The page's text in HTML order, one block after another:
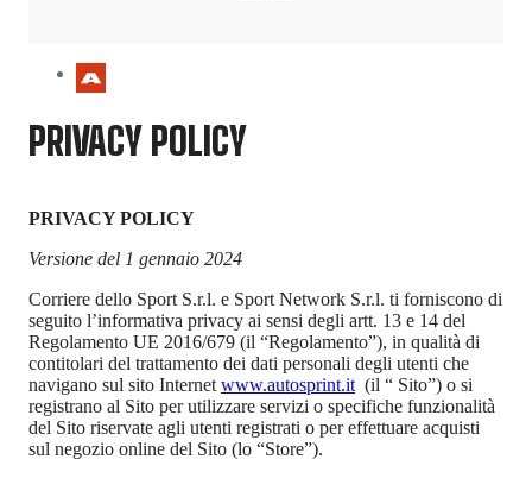
PRIVACY POLICY
PRIVACY POLICY
Versione del 1 gennaio 2024
Corriere dello Sport S.r.l. e Sport Network S.r.l. ti forniscono di
seguito l’informativa privacy ai sensi degli artt. 13 e 14 del
Regolamento UE 2016/679 (il “Regolamento”), in qualità di
contitolari del trattamento dei dati personali degli utenti che
navigano sul sito Internet www.autosprint.it (il “ Sito”) o si
registrano al Sito per utilizzare servizi o specifiche funzionalità
del Sito riservate agli utenti registrati o per effettuare acquisti
sul negozio online del Sito (lo “Store”).